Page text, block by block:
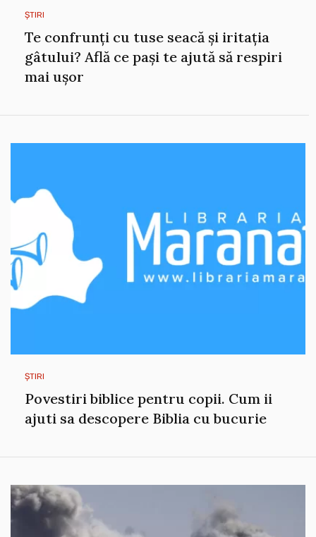
ȘTIRI
Te confrunți cu tuse seacă și iritația
gâtului? Află ce pași te ajută să respiri
mai ușor
ȘTIRI
Povestiri biblice pentru copii. Cum ii
ajuti sa descopere Biblia cu bucurie